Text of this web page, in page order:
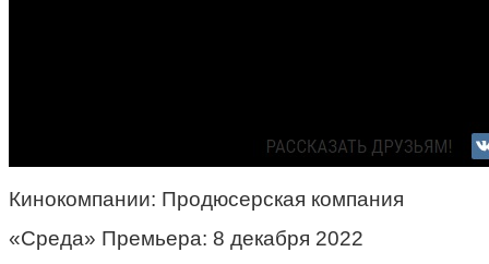
Кинокомпании: Продюсерская компания
«Среда» Премьера: 8 декабря 2022